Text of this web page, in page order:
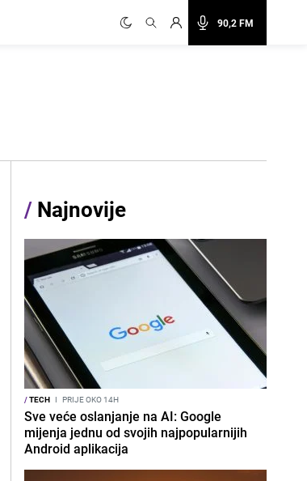
90,2 FM
/ Najnovije
/TECH I PRIJE OKO 14H
Sve veće oslanjanje na AI: Google
mijenja jednu od svojih najpopularnijih
Android aplikacija